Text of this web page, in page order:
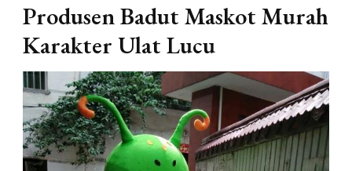
Produsen Badut Maskot Murah
Karakter Ulat Lucu